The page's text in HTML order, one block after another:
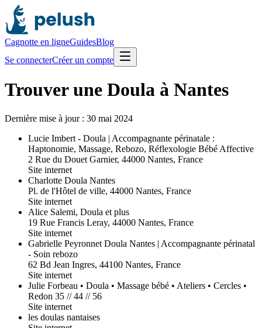
Cagnotte en ligneGuidesBlog
Se connecterCréer un compte
Trouver une Doula à Nantes
Dernière mise à jour : 30 mai 2024
Lucie Imbert - Doula | Accompagnante périnatale :
Haptonomie, Massage, Rebozo, Réflexologie Bébé Affective
2 Rue du Douet Garnier, 44000 Nantes, France
Site internet
Charlotte Doula Nantes
Pl. de l'Hôtel de ville, 44000 Nantes, France
Site internet
Alice Salemi, Doula et plus
19 Rue Francis Leray, 44000 Nantes, France
Site internet
Gabrielle Peyronnet Doula Nantes | Accompagnante périnatal
- Soin rebozo
62 Bd Jean Ingres, 44100 Nantes, France
Site internet
Julie Forbeau • Doula • Massage bébé • Ateliers • Cercles •
Redon 35 // 44 // 56
Site internet
les doulas nantaises